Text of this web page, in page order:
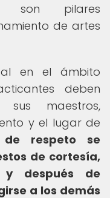
son pilares
de artes
en el ámbito
deben
maestros,
y el lugar de
de respeto se
de cortesía,
y después de
a los demás